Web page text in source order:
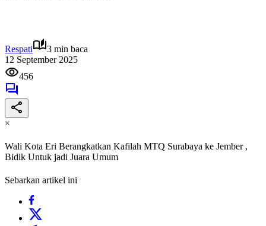
Respati
3 min baca
12 September 2025
456
×
Wali Kota Eri Berangkatkan Kafilah MTQ Surabaya ke Jember ,
Bidik Untuk jadi Juara Umum
Sebarkan artikel ini